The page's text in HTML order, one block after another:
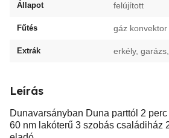
Állapot felújított
Fűtés gáz konvektor
Extrák erkély,
Leírás
Dunavarsányban Duna parttól 2
60 nm lakóterű 3 szobás családiház